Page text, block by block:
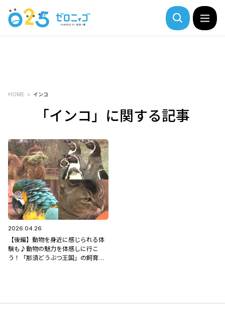
HOME インコ
「インコ」に関する記事
2026.04.26
【後編】動物を身近に感じられる体
験も♪動物の魅力を体感しに行こ
う！「那須どうぶつ王国」の飼育員